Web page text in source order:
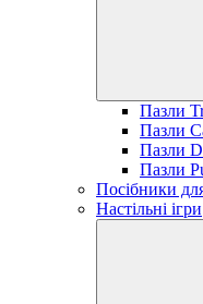
Пазли
Пазли
Пазли
Пазли
Посібники
Настільні ігри